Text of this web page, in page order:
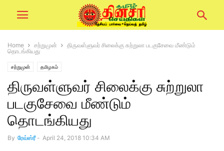
Home சற்றுமுன்
திருவள்ளுவர் சிலைக்கு சுற்றுலா படகுசேவை மீண்டும்
தொடங்கியது
சற்றுமுன் தமிழகம்
திருவள்ளுவர் சிலைக்கு சுற்றுலா
படகுசேவை மீண்டும்
தொடங்கியது
By ரேவ்ஸ்ரீ - April 24, 2018 10:34 AM